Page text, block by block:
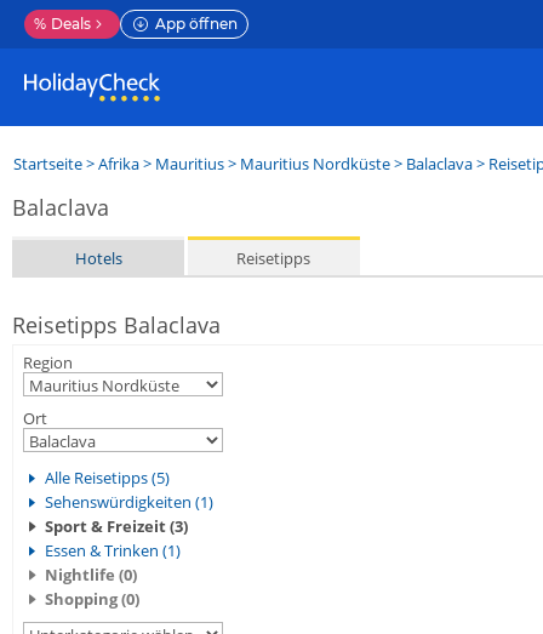
% Deals App öffnen
Startseite>Afrika> Mauritius> Mauritius Nordküste> Balaclava>
Balaclava
Hotels Reisetipps
Reisetipps Balaclava
Region
Ort
Alle Reisetipps (5)
Sehenswürdigkeiten (1)
Sport & Freizeit (3)
Essen & Trinken (1)
Nightlife (0)
Shopping (0)